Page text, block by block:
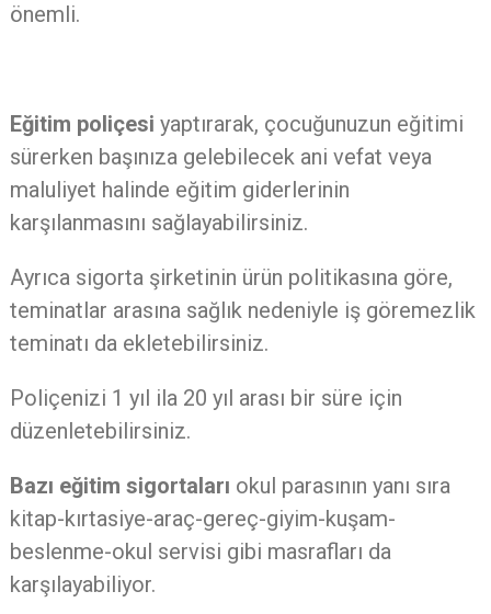
önemli.
Eğitim poliçesi yaptırarak, çocuğunuzun eğitimi
sürerken başınıza gelebilecek ani vefat veya
maluliyet halinde eğitim giderlerinin
karşılanmasını sağlayabilirsiniz.
Ayrıca sigorta şirketinin ürün politikasına göre,
teminatlar arasına sağlık nedeniyle iş göremezlik
teminatı da ekletebilirsiniz.
Poliçenizi 1 yıl ila 20 yıl arası bir süre için
düzenletebilirsiniz.
Bazı eğitim sigortaları okul parasının yanı sıra
kitap-kırtasiye-araç-gereç-giyim-kuşam-
beslenme-okul servisi gibi masrafları da
karşılayabiliyor.